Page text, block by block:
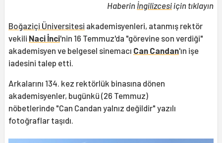
Haberin İngilizcesiiçin tıklayın
Boğaziçi Üniversitesi akademisyenleri, atanmış rektör
vekili Naci İnci'nin 16 Temmuz'da "görevine son verdiği"
akademisyen ve belgesel sinemacı Can Candan'ın işe
iadesini talep etti.
Arkalarını 134. kez rektörlük binasına dönen
akademisyenler, bugünkü (26 Temmuz)
nöbetlerinde "Can Candan yalnız değildir" yazılı
fotoğraflar taşıdı.